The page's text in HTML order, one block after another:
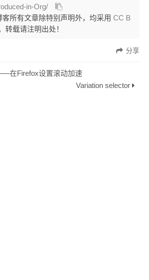
in-Org/
客所有文章除特别声明外，均采用CC B
转载请注明出处！
分享
在Firefox设置滚动加速
Variation selector